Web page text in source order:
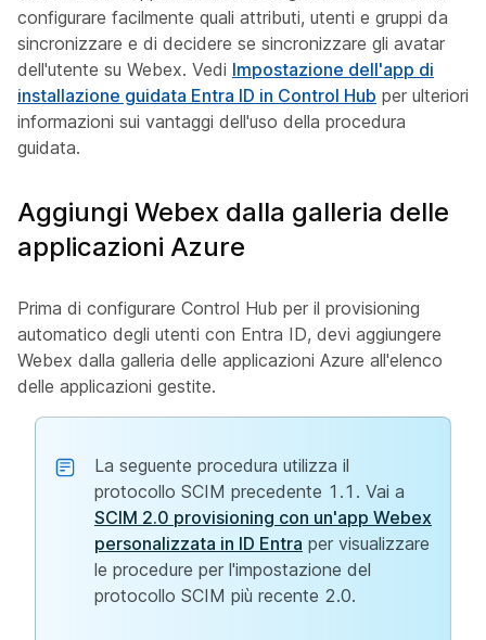
configurare facilmente quali attributi, utenti e gruppi da
sincronizzare e di decidere se sincronizzare gli avatar
dell'utente su Webex. Vedi Impostazione dell'app di
installazione guidata Entra ID in Control Hub per ulteriori
informazioni sui vantaggi dell'uso della procedura
guidata.
Aggiungi Webex dalla galleria delle
applicazioni Azure
Prima di configurare Control Hub per il provisioning
automatico degli utenti con Entra ID, devi aggiungere
Webex dalla galleria delle applicazioni Azure all'elenco
delle applicazioni gestite.
La seguente procedura utilizza il
protocollo SCIM precedente 1.1. Vai a
SCIM 2.0 provisioning con un'app Webex
personalizzata in ID Entra per visualizzare
le procedure per l'impostazione del
protocollo SCIM più recente 2.0.